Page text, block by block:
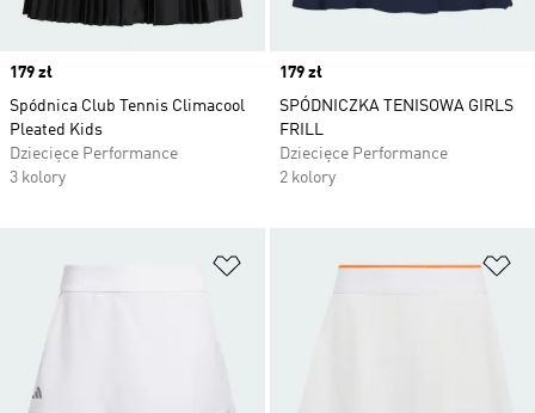
Price
179 zł
Spódnica Club Tennis Climacool
Pleated Kids
Dziecięce Performance
3 kolory
Price
179 zł
SPÓDNICZKA TENISOWA GIRLS
FRILL
Dziecięce Performance
2 kolory
Dodaj do listy życzeń